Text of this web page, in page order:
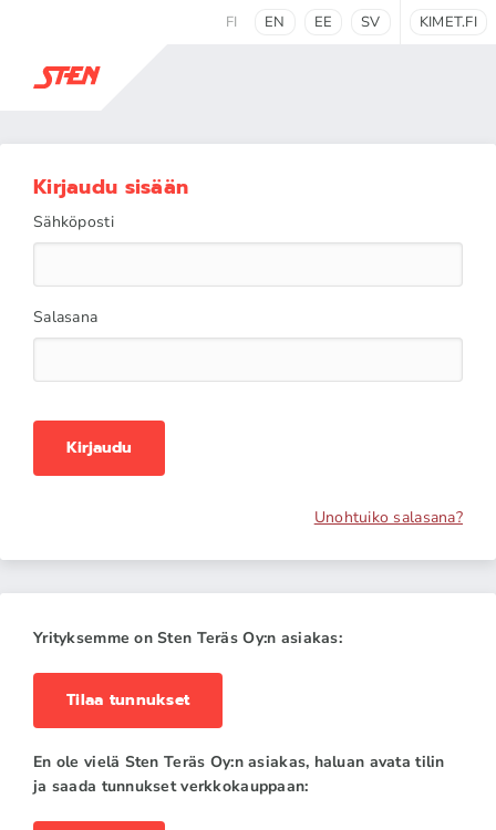
FI EN EE SV KIMET.FI
Kirjaudu sisään
Sähköposti
Salasana
Kirjaudu
Unohtuiko salasana?
Yrityksemme on Sten Teräs Oy:n asiakas:
Tilaa tunnukset
En ole vielä Sten Teräs Oy:n asiakas, haluan avata tilin
ja saada tunnukset verkkokauppaan: